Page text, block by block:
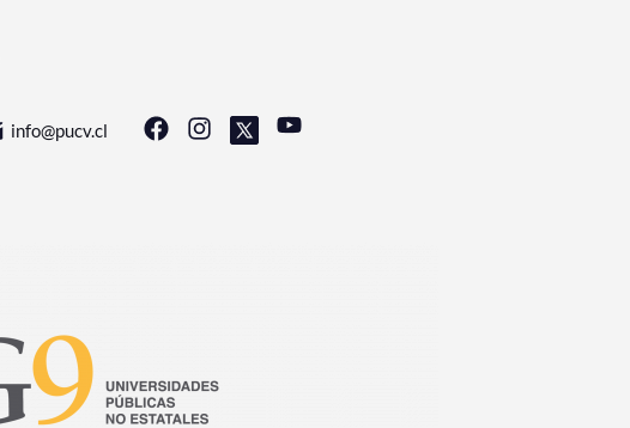
info@pucv.cl